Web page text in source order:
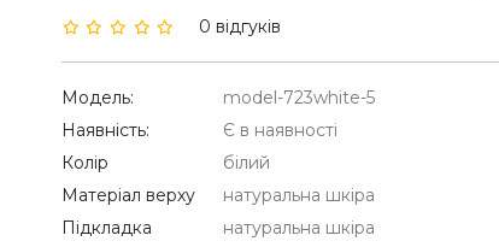
0 відгуків
Модель:
model-723white-5
Наявність:
Є в наявності
Колір
білий
Матеріал верху
натуральна шкіра
Підкладка
натуральна шкіра